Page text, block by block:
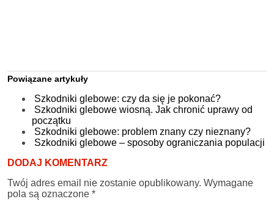
Powiązane artykuły
Szkodniki glebowe: czy da się je pokonać?
Szkodniki glebowe wiosną. Jak chronić uprawy od
początku
Szkodniki glebowe: problem znany czy nieznany?
Szkodniki glebowe – sposoby ograniczania populacji
DODAJ KOMENTARZ
Twój adres email nie zostanie opublikowany. Wymagane
pola są oznaczone *